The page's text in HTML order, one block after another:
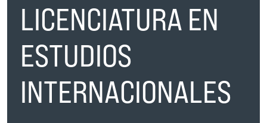
LICENCIATURA EN
ESTUDIOS
INTERNACIONALES